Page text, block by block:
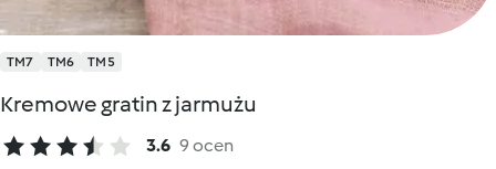
TM7 TM6 TM5
Kremowe gratin z jarmużu
3.6 9 ocen